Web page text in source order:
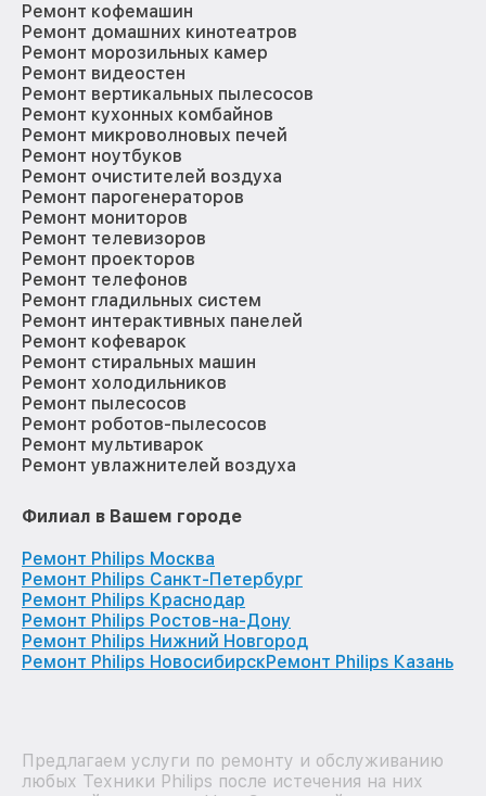
Ремонт кофемашин
Ремонт домашних кинотеатров
Ремонт морозильных камер
Ремонт видеостен
Ремонт вертикальных пылесосов
Ремонт кухонных комбайнов
Ремонт микроволновых печей
Ремонт ноутбуков
Ремонт очистителей воздуха
Ремонт парогенераторов
Ремонт мониторов
Ремонт телевизоров
Ремонт проекторов
Ремонт телефонов
Ремонт гладильных систем
Ремонт интерактивных панелей
Ремонт кофеварок
Ремонт стиральных машин
Ремонт холодильников
Ремонт пылесосов
Ремонт роботов-пылесосов
Ремонт мультиварок
Ремонт увлажнителей воздуха
Филиал в Вашем городе
Ремонт Philips Москва
Ремонт Philips Санкт-Петербург
Ремонт Philips Краснодар
Ремонт Philips Ростов-на-Дону
Ремонт Philips Нижний Новгород
Ремонт Philips НовосибирскРемонт Philips Казань
Предлагаем услуги по ремонту и обслуживанию
любых Техники Philips после истечения на них